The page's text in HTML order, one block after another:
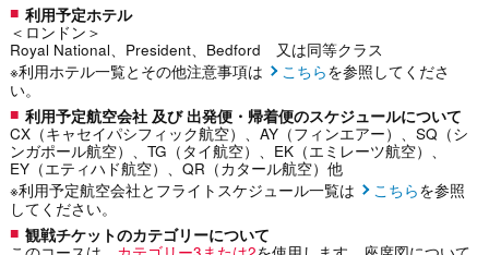
利用予定ホテル
＜ロンドン＞
Royal National、President、Bedford 又は同等クラス
※利用ホテル一覧とその他注意事項は
こちらを参照してくださ
い。
利用予定航空会社 及び 出発便・帰着便のスケジュールについて
CX（キャセイパシフィック航空）、AY（フィンエアー）、SQ（シ
ンガポール航空）、TG（タイ航空）、EK（エミレーツ航空）、
EY（エティハド航空）、QR（カタール航空）他
※利用予定航空会社とフライトスケジュール一覧は
こちらを参照
してください。
観戦チケットのカテゴリーについて